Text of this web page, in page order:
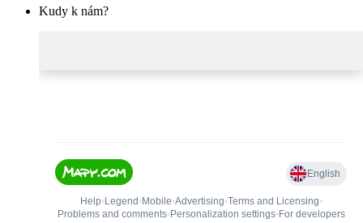
Kudy k nám?